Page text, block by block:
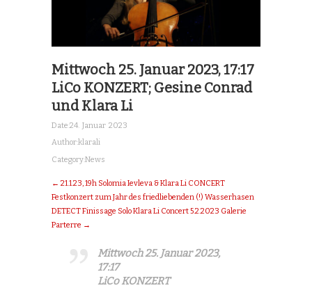
Mittwoch 25. Januar 2023, 17:17
LiCo KONZERT; Gesine Conrad
und Klara Li
Date:24. Januar 2023
Author:klarali
Category:News
← 21.1.23, 19h Solomia Ievleva & Klara Li CONCERT
Festkonzert zum Jahr des friedliebenden (!) Wasserhasen
DETECT Finissage Solo Klara Li Concert 5.2.2023 Galerie
Parterre →
Mittwoch 25. Januar 2023,
17:17
LiCo KONZERT